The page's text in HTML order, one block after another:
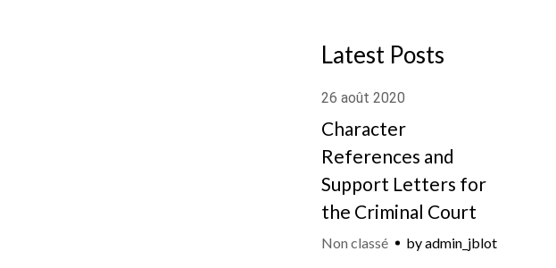
Latest Posts
26 août 2020
Character
References and
Support Letters for
the Criminal Court
Non classé byadmin_jblot